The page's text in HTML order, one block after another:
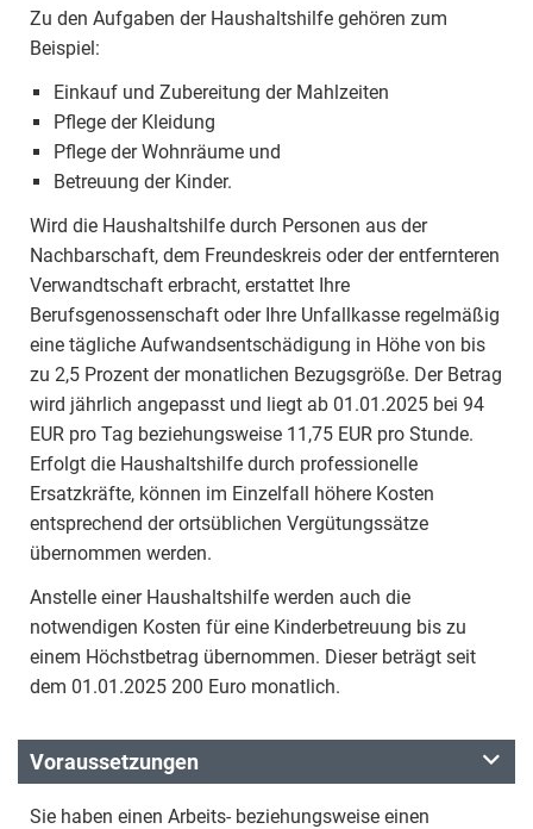
Zu den Aufgaben der Haushaltshilfe gehören zum
Beispiel:
Einkauf und Zubereitung der Mahlzeiten
Pflege der Kleidung
Pflege der Wohnräume und
Betreuung der Kinder.
Wird die Haushaltshilfe durch Personen aus der
Nachbarschaft, dem Freundeskreis oder der entfernteren
Verwandtschaft erbracht, erstattet Ihre
Berufsgenossenschaft oder Ihre Unfallkasse regelmäßig
eine tägliche Aufwandsentschädigung in Höhe von bis
zu 2,5 Prozent der monatlichen Bezugsgröße. Der Betrag
wird jährlich angepasst und liegt ab 01.01.2025 bei 94
EUR pro Tag beziehungsweise 11,75 EUR pro Stunde.
Erfolgt die Haushaltshilfe durch professionelle
Ersatzkräfte, können im Einzelfall höhere Kosten
entsprechend der ortsüblichen Vergütungssätze
übernommen werden.
Anstelle einer Haushaltshilfe werden auch die
notwendigen Kosten für eine Kinderbetreuung bis zu
einem Höchstbetrag übernommen. Dieser beträgt seit
dem 01.01.2025 200 Euro monatlich.
Voraussetzungen
Sie haben einen Arbeits- beziehungsweise einen